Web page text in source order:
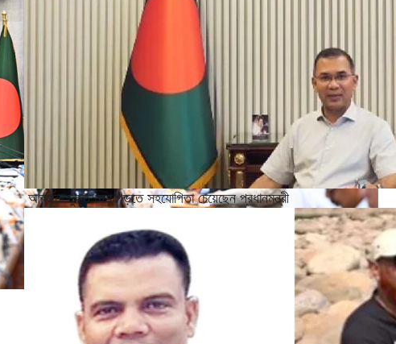
আবর্জনা মুক্ত দেশ গড়তে সহযোগিতা চেয়েছেন প্রধানমন্ত্রী